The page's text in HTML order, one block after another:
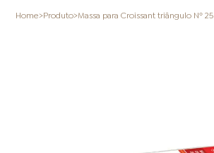
Home>Produto>Massa para Croissant triângulo Nº 25